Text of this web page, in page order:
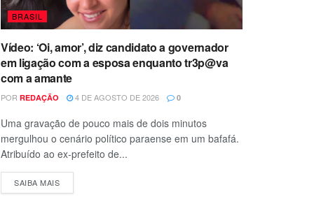
BRASIL
Vídeo: ‘Oi, amor’, diz candidato a governador
em ligação com a esposa enquanto tr3p@va
com a amante
POR REDAÇÃO 4 DE AGOSTO DE 2026 0
Uma gravação de pouco mais de dois minutos
mergulhou o cenário político paraense em um bafafá.
Atribuído ao ex-prefeito de...
SAIBA MAIS